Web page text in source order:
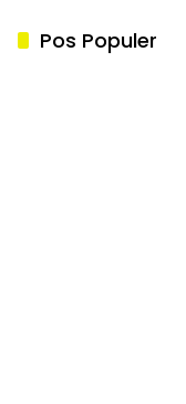
Pos Populer